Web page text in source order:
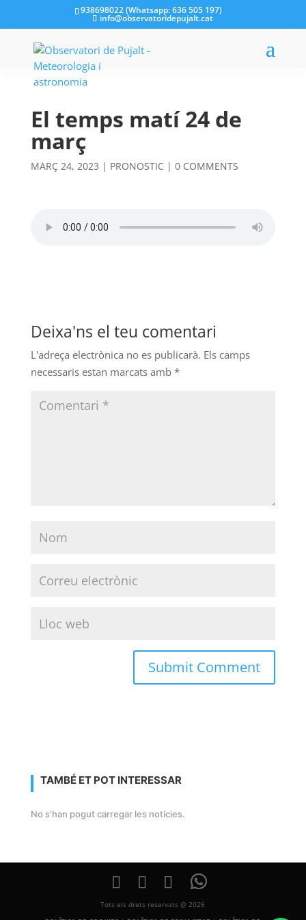
938698022 (Whatsapp: 636 505 197)
info@observatoridepujalt.cat
El temps matí 24 de
març
MARÇ 24, 2023 | PRONOSTIC | 0 COMMENTS
Deixa'ns el teu comentari
L'adreça electrònica no es publicarà. Els camps
necessaris estan marcats amb *
TAMBÉ ET POT INTERESSAR
No s'han pogut carregar les notícies.
Tots els drets reservats @ 2026